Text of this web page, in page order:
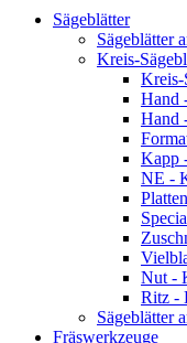
Sägeblätter
Sägeblätter
Kreis-
Kreis-
Hand
Hand
Kapp
NE -
Nut -
Ritz -
Sägeblätter
Fräswerkzeuge